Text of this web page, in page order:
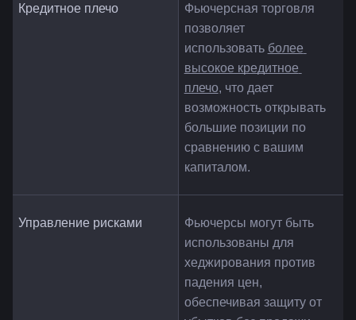
Кредитное плечо
Фьючерсная торговля
позволяет
использовать более
высокое кредитное
плечо, что дает
возможность открывать
большие позиции по
сравнению с вашим
капиталом.
Управление рисками
Фьючерсы могут быть
использованы для
хеджирования против
падения цен,
обеспечивая защиту от